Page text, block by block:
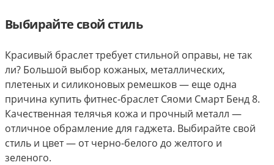
Выбирайте свой стиль
Красивый браслет требует стильной оправы, не так
ли? Большой выбор кожаных, металлических,
плетеных и силиконовых ремешков — еще одна
причина купить фитнес-браслет Сяоми Смарт Бенд 8.
Качественная телячья кожа и прочный металл —
отличное обрамление для гаджета. Выбирайте свой
стиль и цвет — от черно-белого до желтого и
зеленого.